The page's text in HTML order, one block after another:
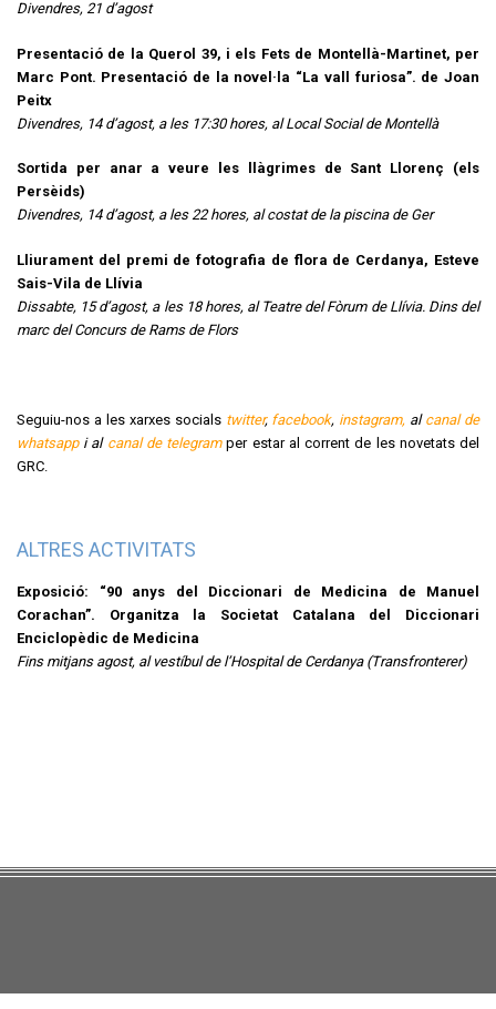
Divendres, 21 d’agost
Presentació de la Querol 39, i els Fets de Montellà-Martinet, per
Marc Pont. Presentació de la novel·la “La vall furiosa”. de Joan
Peitx
Divendres, 14 d’agost, a les 17:30 hores, al Local Social de Montellà
Sortida per anar a veure les llàgrimes de Sant Llorenç (els
Persèids)
Divendres, 14 d’agost, a les 22 hores, al costat de la piscina de Ger
Lliurament del premi de fotografia de flora de Cerdanya, Esteve
Sais-Vila de Llívia
Dissabte, 15 d’agost, a les 18 hores, al Teatre del Fòrum de Llívia. Dins del
marc del Concurs de Rams de Flors
Seguiu-nos a les xarxes socials twitter, facebook, instagram, al canal de
whatsappi al canal de telegramper estar al corrent de les novetats del
GRC.
ALTRES ACTIVITATS
Exposició: “90 anys del Diccionari de Medicina de Manuel
Corachan”. Organitza la Societat Catalana del Diccionari
Enciclopèdic de Medicina
Fins mitjans agost, al vestíbul de l’Hospital de Cerdanya (Transfronterer)